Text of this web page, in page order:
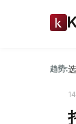
趋势: